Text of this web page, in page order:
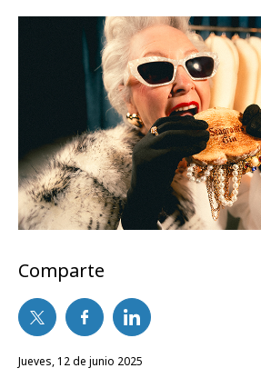
Comparte
jueves, 12 de junio 2025